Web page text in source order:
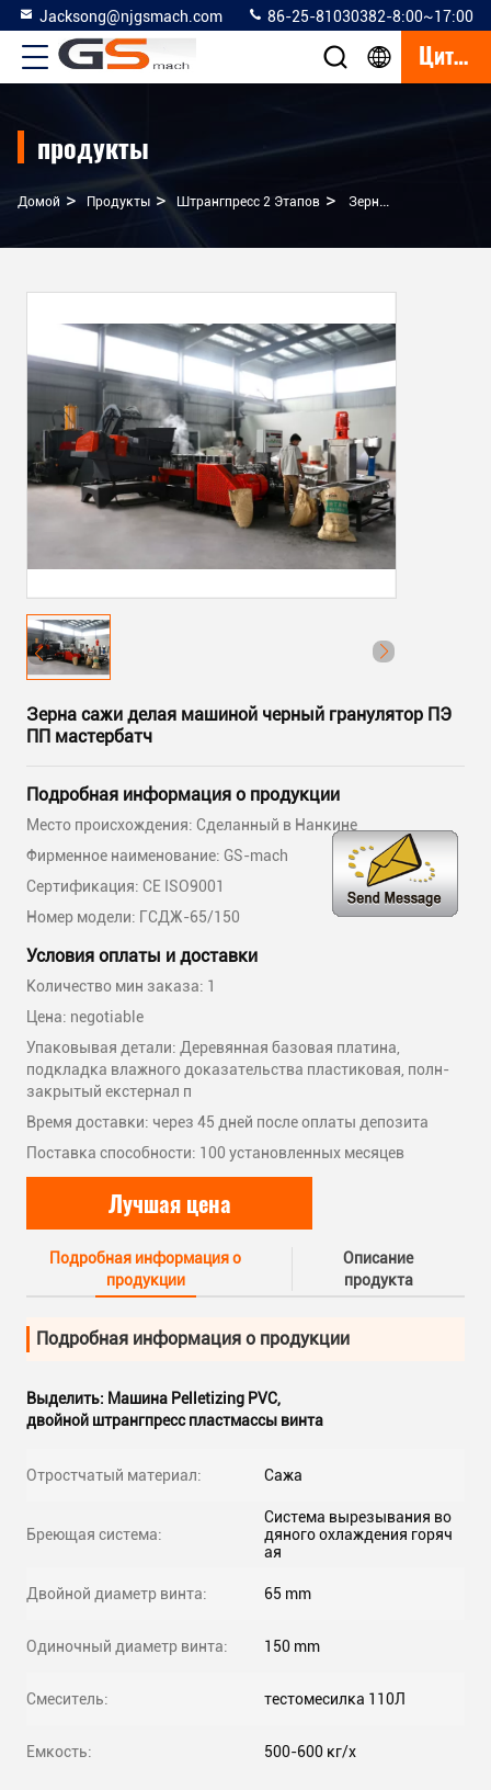
Jacksong@njgsmach.com 86-25-81030382-8:00~17:00
Цитата
продукты
Домой > Продукты > Штрангпресс 2 Этапов > Зерна Сажи Делая Машиной Черный Гранулятор ПЭ ПП Мастербатч
Зерна сажи делая машиной черный гранулятор ПЭ
ПП мастербатч
Подробная информация о продукции
Место происхождения: Сделанный в Нанкине
Фирменное наименование: GS-mach
Сертификация: CE ISO9001
Номер модели: ГСДЖ-65/150
Условия оплаты и доставки
Количество мин заказа: 1
Цена: negotiable
Упаковывая детали: Деревянная базовая платина,
подкладка влажного доказательства пластиковая, полн-
закрытый екстернал п
Время доставки: через 45 дней после оплаты депозита
Поставка способности: 100 установленных месяцев
Лучшая цена
Подробная информация о
продукции
Описание
продукта
Подробная информация о продукции
Выделить: Машина Pelletizing PVC,
двойной штрангпресс пластмассы винта
Отростчатый материал: Сажа
Бреющая система:
Система вырезывания во
дяного охлаждения горяч
ая
Двойной диаметр винта: 65 mm
Одиночный диаметр винта: 150 mm
Смеситель: тестомесилка 110Л
Емкость: 500-600 кг/х